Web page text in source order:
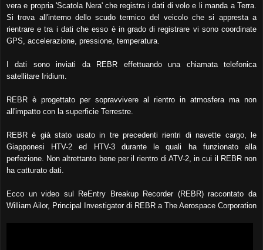
vera e propria 'Scatola Nera' che registra i dati di volo e li manda a Terra.
Si trova all'interno dello scudo termico del veicolo che si appresta a
rientrare e tra i dati che esso è in grado di registrare vi sono coordinate
GPS, accelerazione, pressione, temperatura.
I dati sono inviati da REBR effettuando una chiamata telefonica
satellitare Iridium.
REBR è progettato per sopravvivere al rientro in atmosfera ma non
all'impatto con la superficie Terrestre.
REBR è già stato usato in tre precedenti rientri di navette cargo, le
Giapponesi HTV-2 ed HTV-3 durante le quali ha funzionato alla
perfezione. Non altrettanto bene per il rientro di ATV-2, in cui il REBR non
ha catturato dati.
Ecco un video sul ReEntry Breakup Recorder (REBR) raccontato da
William Ailor, Principal Investigator di REBR a The Aerospace Corporation